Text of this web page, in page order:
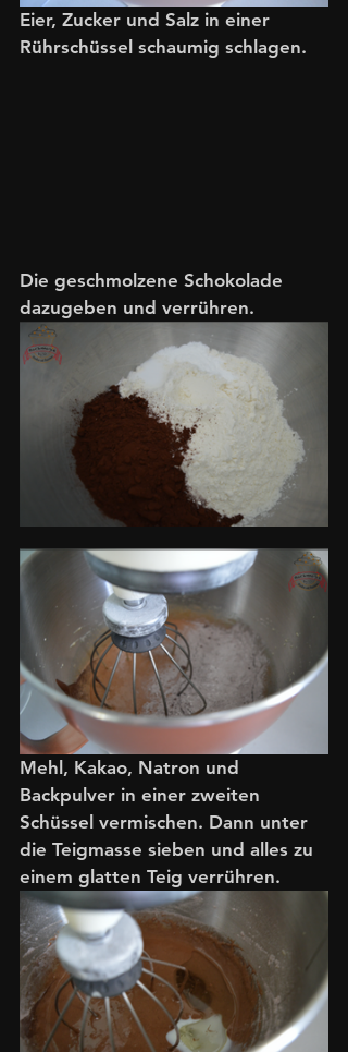
Eier, Zucker und Salz in einer
Rührschüssel schaumig schlagen.
Die geschmolzene Schokolade
dazugeben und verrühren.
Mehl, Kakao, Natron und
Backpulver in einer zweiten
Schüssel vermischen. Dann unter
die Teigmasse sieben und alles zu
einem glatten Teig verrühren.